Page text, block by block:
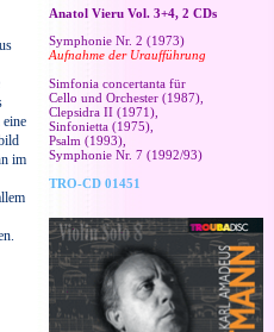
im
Anatol Vieru Vol. 3+4, 2 CDs
Symphonie Nr. 2 (1973)
Aufnahme der Uraufführung
Simfonia concertanta für
Cello und Orchester (1987),
Clepsidra II (1971),
Sinfonietta (1975),
Psalm (1993),
Symphonie Nr. 7 (1992/93)
TRO-CD 01451